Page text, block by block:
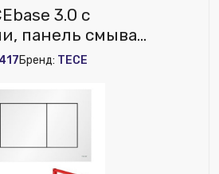
на веб-витрине mag1c:
3.0 c
панель смыва
матовая (латунный
Бренд: TECE